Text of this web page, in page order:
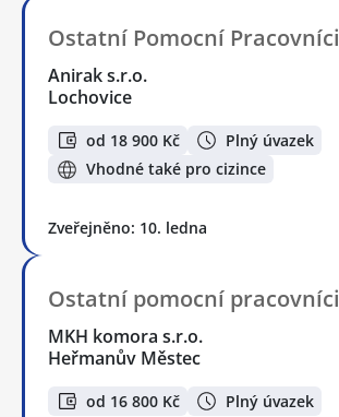
Ostatní Pomocní Pracovníci
Anirak s.r.o.
Lochovice
od 18 900 Kč
Plný úvazek
Vhodné také pro cizince
Zveřejněno: 10. ledna
Ostatní pomocní pracovníci
MKH komora s.r.o.
Heřmanův Městec
od 16 800 Kč Plný úvazek